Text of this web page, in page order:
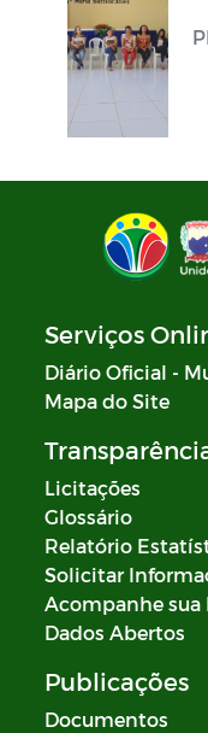
Serviços
Diário Oficial -
Mapa do Site
Licitações
Glossário
Relatório
Solicitar
Acompanhe sua
Dados Abertos
Publicações
Documentos